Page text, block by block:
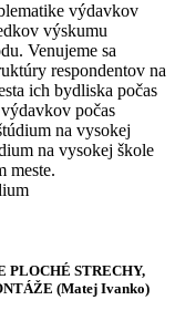
výdavkov
výskumu
Venujeme sa
respondentov na
ich bydliska počas
počas
na vysokej
na vysokej škole
meste.
PLOCHÉ STRECHY,
(Matej Ivanko)